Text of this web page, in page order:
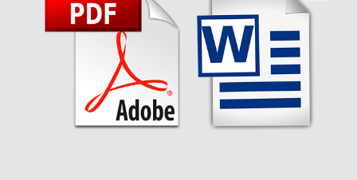
Cookie-Richtlinie (EU)
Gotteslob alt / neu